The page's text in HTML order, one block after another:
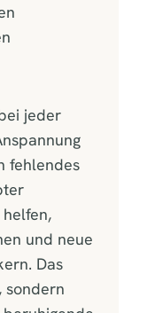
jeder
fehlendes
helfen,
und neue
Das
sondern